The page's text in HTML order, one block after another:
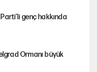
genç hakkında
Ormanı büyük